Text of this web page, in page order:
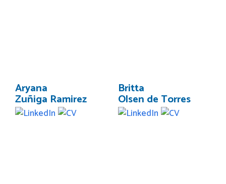
Aryana
Zuñiga Ramirez
Britta
Olsen de Torres